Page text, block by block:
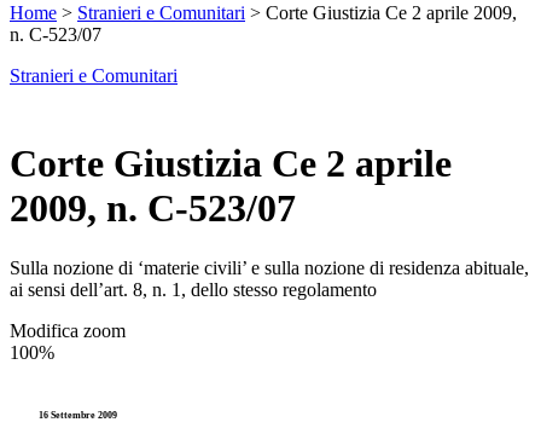
Lorem ipsum dolor sit amet consectetur
Lorem ipsum dolor sit amet consectetur
Home > Stranieri e Comunitari > Corte Giustizia Ce 2 aprile 2009,
n. C-523/07
Stranieri e Comunitari
Corte Giustizia Ce 2 aprile
2009, n. C-523/07
Sulla nozione di ‘materie civili’ e sulla nozione di residenza abituale,
ai sensi dell’art. 8, n. 1, dello stesso regolamento
Modifica zoom
100%
16 Settembre 2009